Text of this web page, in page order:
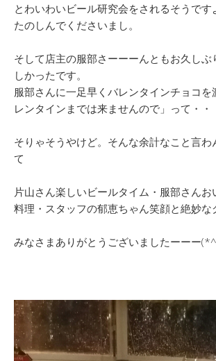
とわいわいビール研究会をされるそうです
たのしんでくださいまし。
そして店主の服部さーーーんともお久し
しかったです。
服部さんに一足早くバレンタインチョコ
レンタインまでは来ませんので」って・・
そりゃそうやけど。そんな余計なこと言わ
て
片山さん楽しいビールタイム・服部さんお
料理・スタッフの郁恵ちゃん笑顔と絶妙な
みなさまありがとうございましたーーー